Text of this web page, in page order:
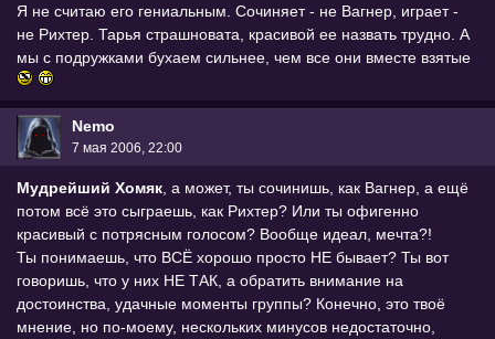
Я не считаю его гениальным. Сочиняет - не Вагнер, играет -
не Рихтер. Тарья страшновата, красивой ее назвать трудно. А
мы с подружками бухаем сильнее, чем все они вместе взятые
Nemo
7 мая 2006, 22:00
Мудрейший Хомяк , а может, ты сочинишь, как Вагнер, а ещё
потом всё это сыграешь, как Рихтер? Или ты офигенно
красивый с потрясным голосом? Вообще идеал, мечта?!
Ты понимаешь, что ВСЁ хорошо просто НЕ бывает? Ты вот
говоришь, что у них НЕ ТАК, а обратить внимание на
достоинства, удачные моменты группы? Конечно, это твоё
мнение, но по-моему, нескольких минусов недостаточно,